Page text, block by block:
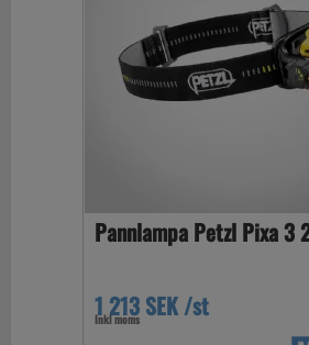
Pannlampa Petzl Pixa 3
1 213 SEK /st
Inkl moms